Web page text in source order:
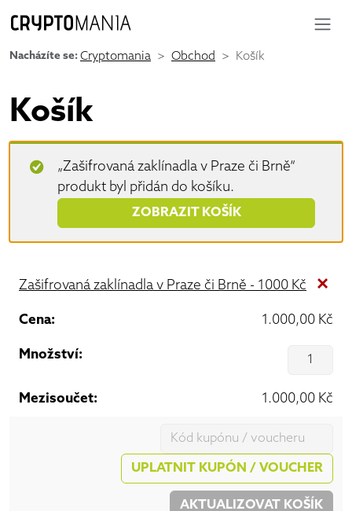
Nacházíte se: Cryptomania Obchod Košík
Košík
„Zašifrovaná zaklínadla v Praze či Brně“
produkt byl přidán do košíku.
ZOBRAZIT KOŠÍK
×
Zašifrovaná zaklínadla v Praze či Brně - 1000 Kč
1.000,00 Kč
1.000,00 Kč
Kupon:
UPLATNIT KUPÓN / VOUCHER
AKTUALIZOVAT KOŠÍK